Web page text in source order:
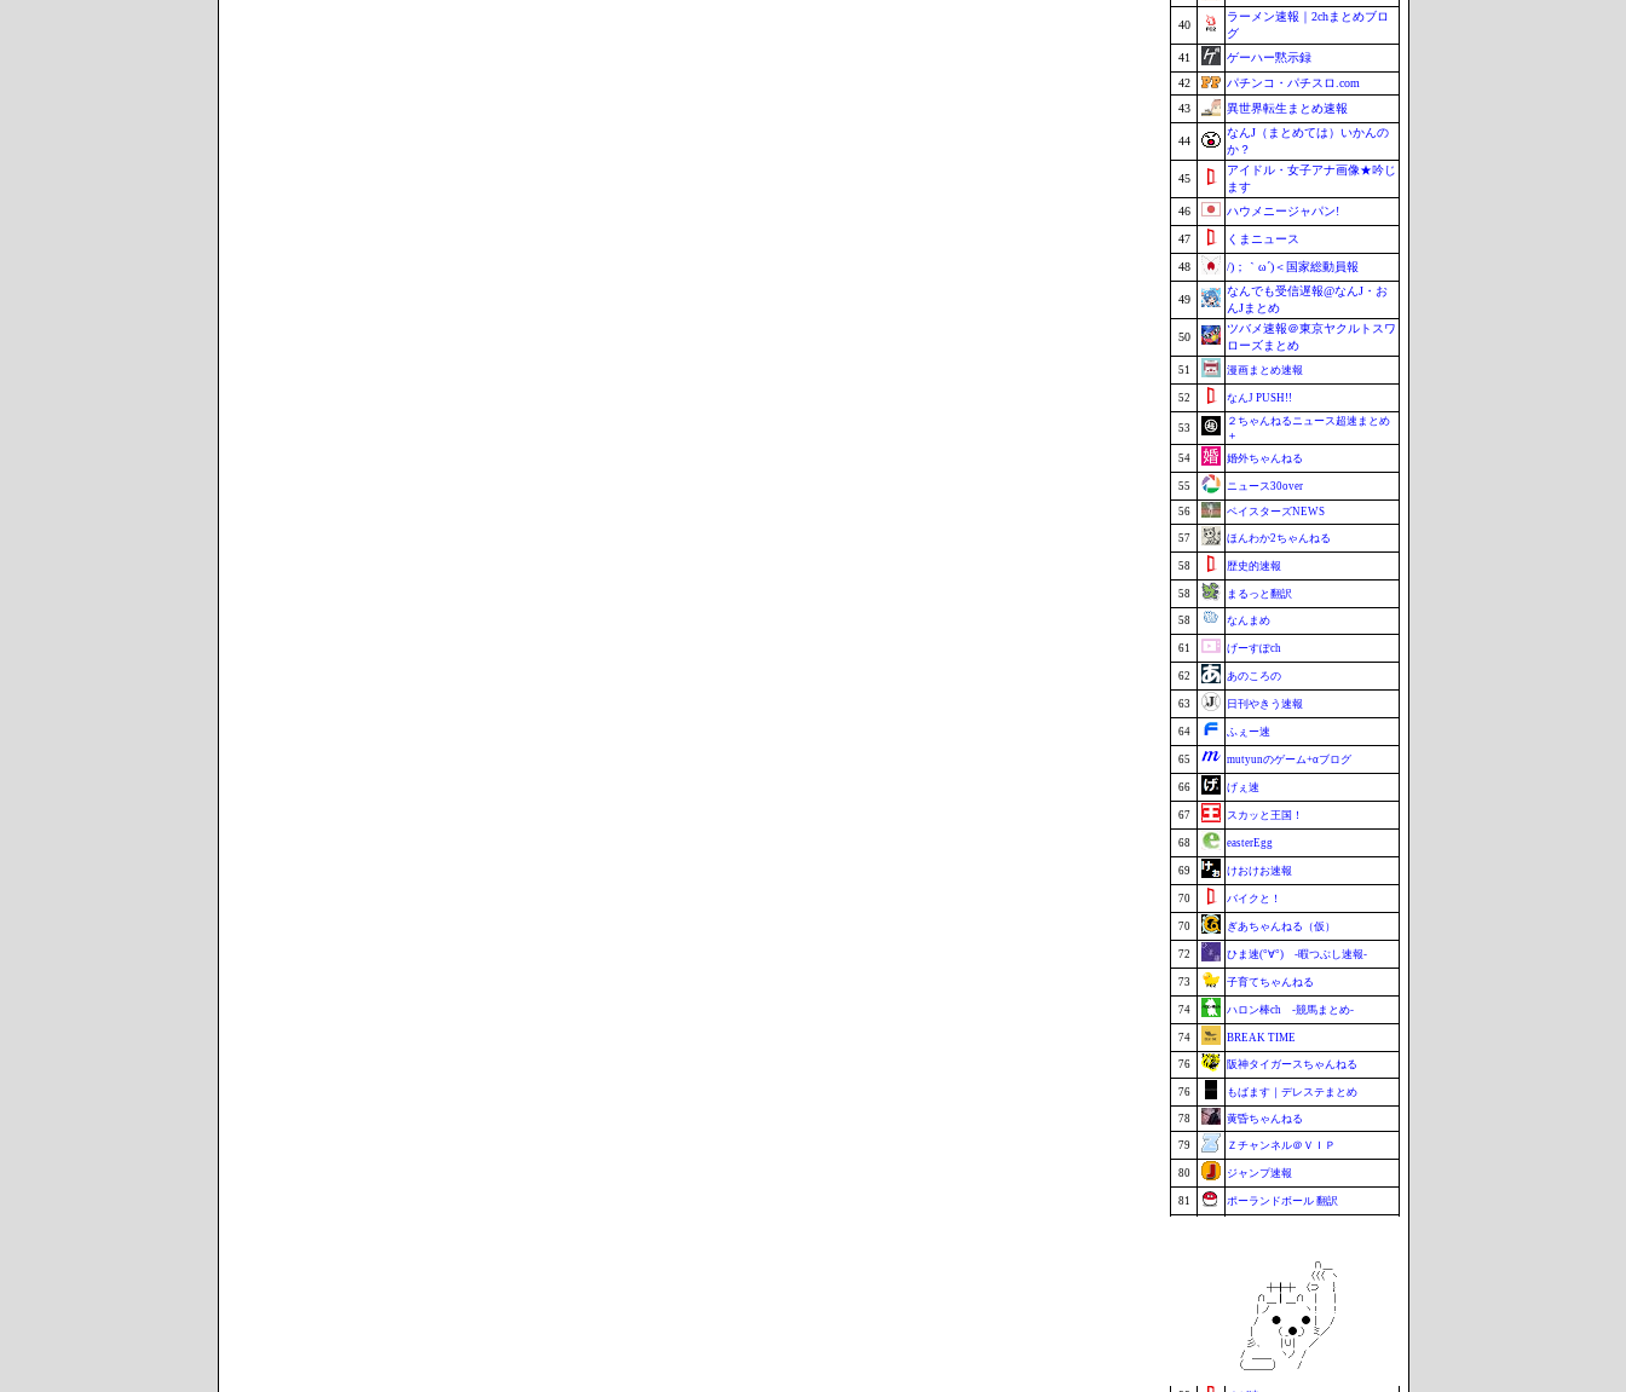
40
ラーメン速報｜2chまとめブロ
グ
41
ゲーハー黙示録
42
パチンコ・パチスロ.com
43
異世界転生まとめ速報
44
なんJ（まとめては）いかんの
か？
45
アイドル・女子アナ画像★吟じ
ます
46
ハウメニージャパン!
47 くまニュース
48 /)；｀ω´)＜国家総動員報
49
なんでも受信遅報@なんJ・お
んJまとめ
50
ツバメ速報＠東京ヤクルトスワ
ローズまとめ
51 漫画まとめ速報
52 なんJ PUSH!!
53
２ちゃんねるニュース超速まとめ
＋
54
婚外ちゃんねる
55 ニュース30over
56 ベイスターズNEWS
57 ほんわか2ちゃんねる
58 歴史的速報
58 まるっと翻訳
58 なんまめ
61 げーすぽch
62 あのころの
63 日刊やきう速報
64 ふぇー速
65 mutyunのゲーム+αブログ
66 げぇ速
67 スカッと王国！
68 easterEgg
69 けおけお速報
70 バイクと！
70 ぎあちゃんねる（仮）
72 ひま速(°∀°) -暇つぶし速報-
73 子育てちゃんねる
74 ハロン棒ch -競馬まとめ-
74 BREAK TIME
76 阪神タイガースちゃんねる
76 もばます｜デレステまとめ
78 黄昏ちゃんねる
79 Ｚチャンネル＠ＶＩＰ
80 ジャンプ速報
81 ポーランドボール 翻訳
BABYMETAL TIMES
もきゅ速(*´ω`*)人(´･ェ･｀)
VTuberNews
まなにゅ～